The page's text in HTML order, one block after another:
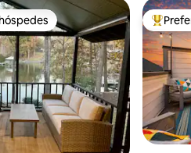
preferidos dos hóspedes Entre